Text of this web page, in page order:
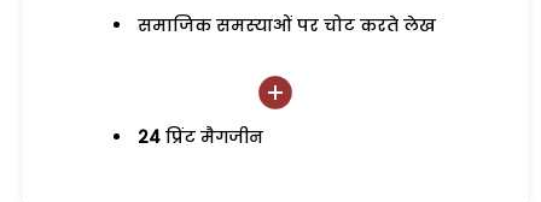
समाजिक समस्याओं पर चोट करते लेख
24 प्रिंट मैगजीन